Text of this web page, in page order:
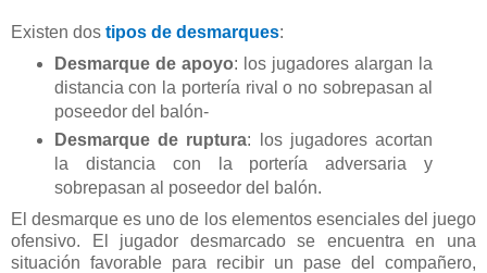
Existen dos tipos de desmarques:
Desmarque de apoyo: los jugadores alargan la
distancia con la portería rival o no sobrepasan al
poseedor del balón-
Desmarque de ruptura: los jugadores acortan
la distancia con la portería adversaria y
sobrepasan al poseedor del balón.
El desmarque es uno de los elementos esenciales del juego
ofensivo. El jugador desmarcado se encuentra en una
situación favorable para recibir un pase del compañero,